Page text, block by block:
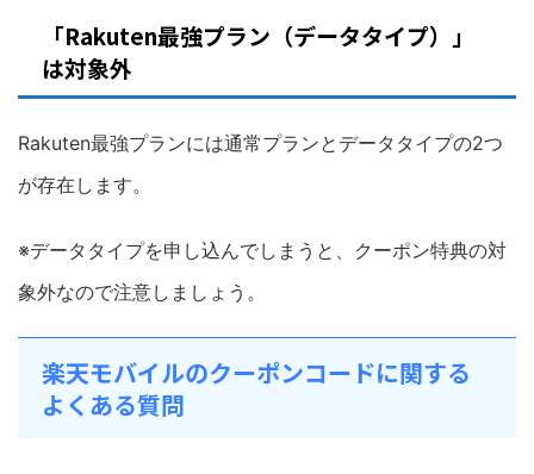
「Rakuten最強プラン（データタイプ）」
は対象外
Rakuten最強プランには通常プランとデータタイプの2つ
が存在します。
※データタイプを申し込んでしまうと、クーポン特典の対
象外なので注意しましょう。
楽天モバイルのクーポンコードに関する
よくある質問